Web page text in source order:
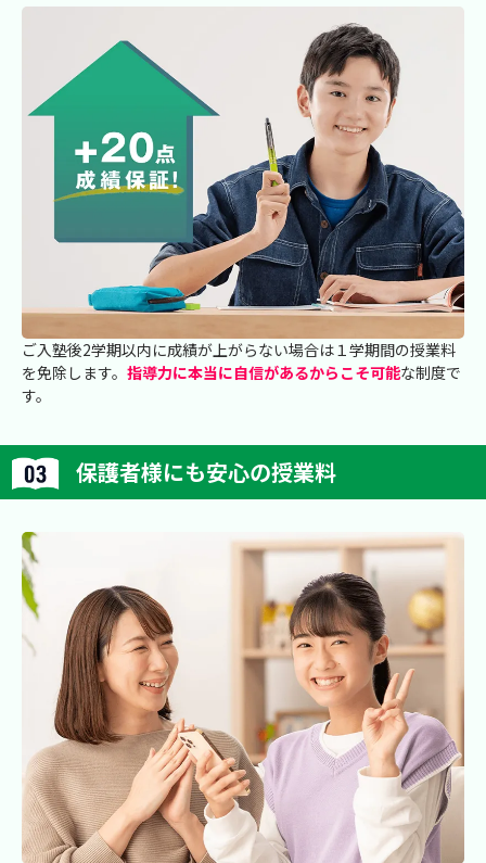
ご入塾後2学期以内に成績が上がらない場合は１学期間の授業料
を免除します。 指導力に本当に自信があるからこそ可能な制度で
す。
保護者様にも安心の授業料